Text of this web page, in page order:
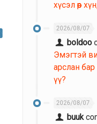
хүсэл өөр
2026/08/07
boldoo
Эмэгтэй
арслан
үү?
2026/08/07
buuk